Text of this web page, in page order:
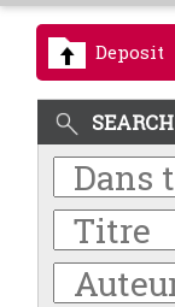
Deposit
SEARCH